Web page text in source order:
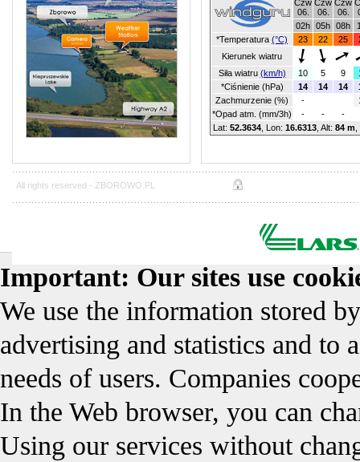
Czw
06.
Czw
06.
Czw
06.
02h 05h 08h
*Temperatura (°C) 23 22 25
Kierunek wiatru
Siła wiatru (km/h) 10 5 9
*Ciśnienie (hPa)
14 14 14
Zachmurzenie (%)
-
*Opad atm. (mm/3h)
- -
-
Lat: 52.3634 , Lon: 16.6313 Alt: 84 m
All rights reserved - ZBOROWO.PL
Important: Our sites use
We use the information stored
advertising and statistics and to
needs of users. Companies
In the Web browser, you can
Using our services without